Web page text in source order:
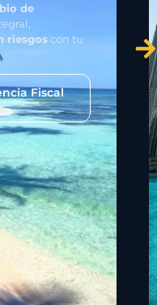
de
riesgos con tu
Fiscal